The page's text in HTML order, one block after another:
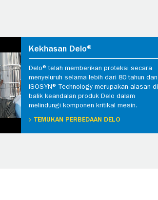
Kekhasan Delo®
Delo® telah memberikan proteksi secara
menyeluruh selama lebih dari 80 tahun dan
ISOSYN® Technology merupakan alasan di
balik keandalan produk Delo dalam
melindungi komponen kritikal mesin.
TEMUKAN PERBEDAAN DELO